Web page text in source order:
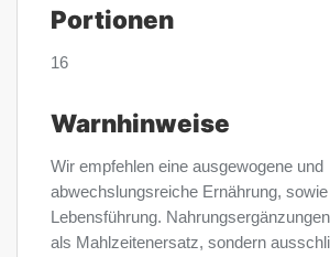
Portionen
16
Warnhinweise
Wir empfehlen eine ausgewogene und
abwechslungsreiche Ernährung,
Lebensführung.
als Mahlzeitenersatz, sondern